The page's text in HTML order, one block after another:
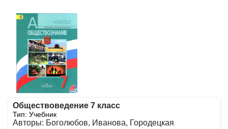
Обществоведение 7 класс
Тип: Учебник
Авторы: Боголюбов, Иванова, Городецкая